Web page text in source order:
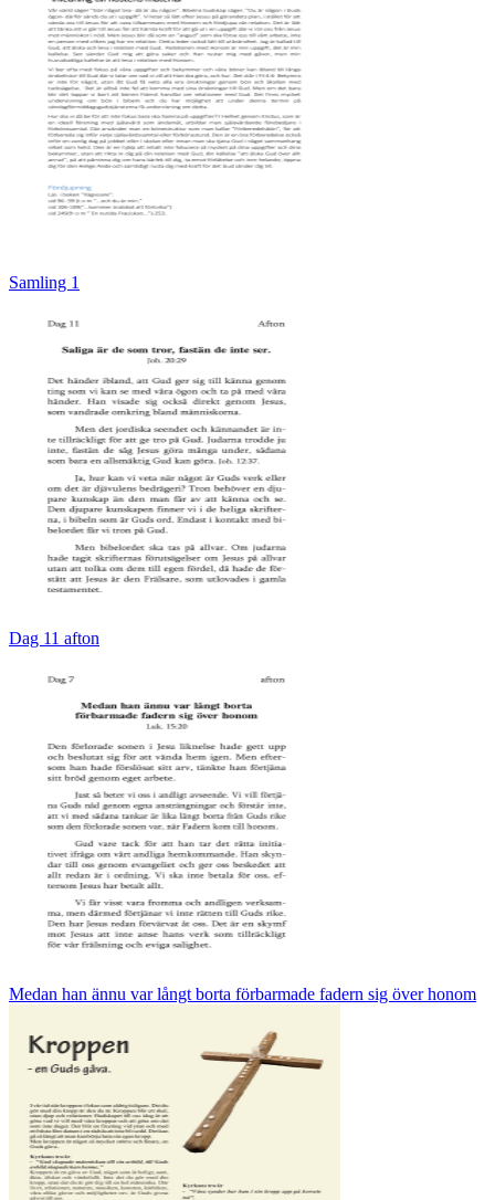
Samling 1
Dag 11 afton
Medan han ännu var långt borta förbarmade fadern sig över honom